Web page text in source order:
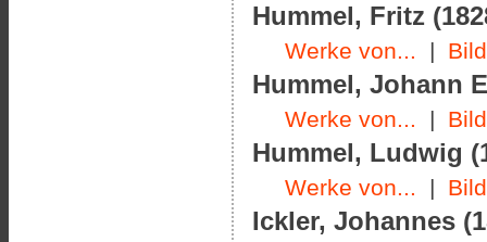
Hummel, Fritz
Werke von... |
Hummel, Johann
Werke von... |
Hummel, Ludwig
Werke von... |
Ickler, Johannes